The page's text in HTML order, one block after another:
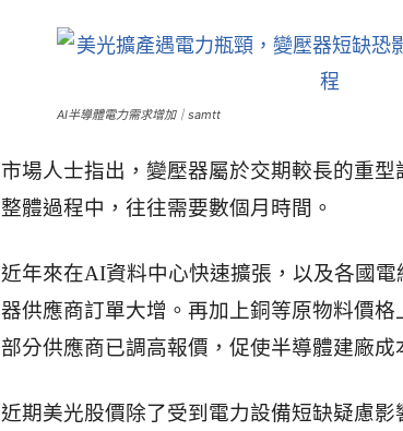
AI半導體電力需求增加｜samtt
市場人士指出，變壓器屬於交期較長的重
整體過程中，往往需要數個月時間。
近年來在AI資料中心快速擴張，以及各國
器供應商訂單大增。再加上銅等原物料價格
部分供應商已調高報價，促使半導體建廠成
近期美光股價除了受到電力設備短缺疑慮影